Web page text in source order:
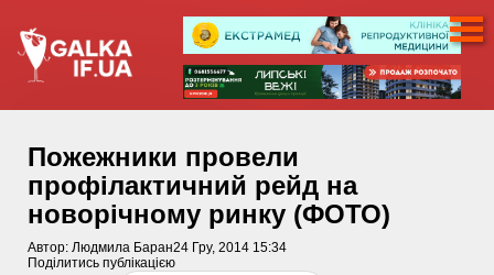
Пожежники провели
профілактичний рейд на
новорічному ринку (ФОТО)
Автор: Людмила Баран24 Гру, 2014 15:34
Поділитись публікацією